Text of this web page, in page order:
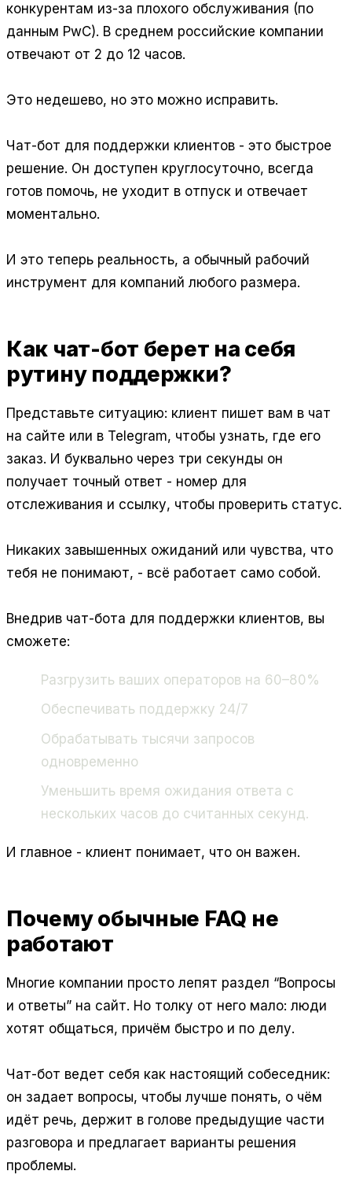
конкурентам из-за плохого обслуживания (по
данным PwC). В среднем российские компании
отвечают от 2 до 12 часов.
Это недешево, но это можно исправить.
Чат-бот для поддержки клиентов - это быстрое
решение. Он доступен круглосуточно, всегда
готов помочь, не уходит в отпуск и отвечает
моментально.
И это теперь реальность, а обычный рабочий
инструмент для компаний любого размера.
Как чат-бот берет на себя
рутину поддержки?
Представьте ситуацию: клиент пишет вам в чат
на сайте или в Telegram, чтобы узнать, где его
заказ. И буквально через три секунды он
получает точный ответ - номер для
отслеживания и ссылку, чтобы проверить статус.
Никаких завышенных ожиданий или чувства, что
тебя не понимают, - всё работает само собой.
Внедрив чат-бота для поддержки клиентов, вы
сможете:
Разгрузить ваших операторов на 60–80%
Обеспечивать поддержку 24/7
Обрабатывать тысячи запросов
одновременно
Уменьшить время ожидания ответа с
нескольких часов до считанных секунд.
И главное - клиент понимает, что он важен.
Почему обычные FAQ не
работают
Многие компании просто лепят раздел “Вопросы
и ответы” на сайт. Но толку от него мало: люди
хотят общаться, причём быстро и по делу.
Чат-бот ведет себя как настоящий собеседник:
он задает вопросы, чтобы лучше понять, о чём
идёт речь, держит в голове предыдущие части
разговора и предлагает варианты решения
проблемы.